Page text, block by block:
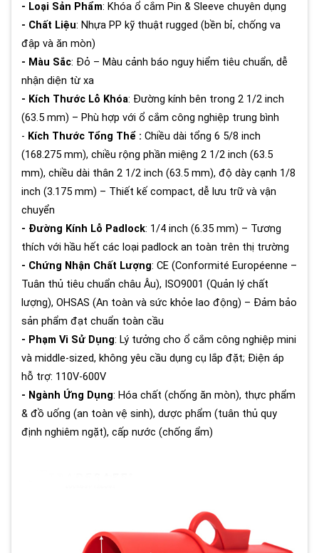
- Loại Sản Phẩm: Khóa ổ cắm Pin & Sleeve chuyên dụng
- Chất Liệu: Nhựa PP kỹ thuật rugged (bền bỉ, chống va
đập và ăn mòn)
- Màu Sắc: Đỏ – Màu cảnh báo nguy hiểm tiêu chuẩn, dễ
nhận diện từ xa
- Kích Thước Lỗ Khóa: Đường kính bên trong 2 1/2 inch
(63.5 mm) – Phù hợp với ổ cắm công nghiệp trung bình
- Kích Thước Tổng Thể : Chiều dài tổng 6 5/8 inch
(168.275 mm), chiều rộng phần miệng 2 1/2 inch (63.5
mm), chiều dài thân 2 1/2 inch (63.5 mm), độ dày cạnh 1/8
inch (3.175 mm) – Thiết kế compact, dễ lưu trữ và vận
chuyển
- Đường Kính Lỗ Padlock: 1/4 inch (6.35 mm) – Tương
thích với hầu hết các loại padlock an toàn trên thị trường
- Chứng Nhận Chất Lượng: CE (Conformité Européenne –
Tuân thủ tiêu chuẩn châu Âu), ISO9001 (Quản lý chất
lượng), OHSAS (An toàn và sức khỏe lao động) – Đảm bảo
sản phẩm đạt chuẩn toàn cầu
- Phạm Vi Sử Dụng: Lý tưởng cho ổ cắm công nghiệp mini
và middle-sized, không yêu cầu dụng cụ lắp đặt; Điện áp
hỗ trợ: 110V-600V
- Ngành Ứng Dụng: Hóa chất (chống ăn mòn), thực phẩm
& đồ uống (an toàn vệ sinh), dược phẩm (tuân thủ quy
định nghiêm ngặt), cấp nước (chống ẩm)